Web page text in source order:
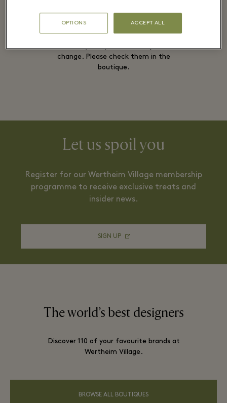
change. Please check them in the
boutique.
Let us spoil you
Register for our Wertheim Village membership
programme to receive exclusive treats and
insider news.
SIGN UP
The world’s best designers
Discover 110 of your favourite brands at
Wertheim Village.
BROWSE ALL BOUTIQUES
OPTIONS ACCEPT ALL